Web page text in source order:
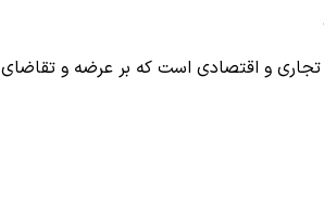
تجاری و اقتصادی است که بر عرضه و تقاضای